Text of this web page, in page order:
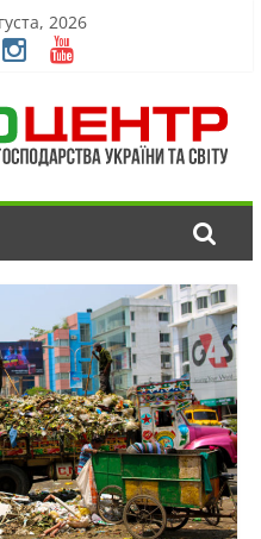
2026